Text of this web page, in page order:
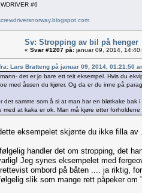
#6
Sv: Stropping av bil på henger
« Svar #1207 på: januar 09, 2014,
Lars Bratteng på januar 09, 2014, 01:21:50
det er jo bare ett teit eksempel. Hvis du
med åssen du kjører. Og da er du inne på
det samme som å si at man har en bløtkake
med at kaka er ok. Man må kjøre etter
eksempelet skjønte du ikke filla
handler det om stropping, det
Jeg synes eksempelet med
ombord på båten .... ja riktig,
slik som mange rett påpeker